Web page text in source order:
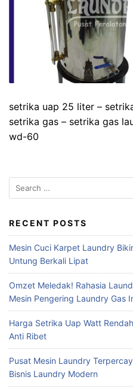
setrika uap 25 liter –
setrika gas – setrika gas
wd-60
Search
for:
RECENT POSTS
Mesin Cuci Karpet Laundry
Untung Berkali Lipat
Omzet Meledak! Rahasia
Mesin Pengering Laundry Gas
Harga Setrika Uap Watt
Anti Ribet
Pusat Mesin Laundry
Bisnis Laundry Modern